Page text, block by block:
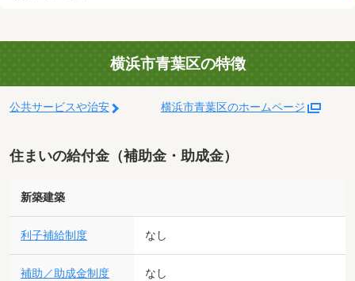
横浜市青葉区の特徴
公共サービスや治安 横浜市青葉区のホームページ
住まいの給付金（補助金・助成金）
新築建築
利子補給制度 なし
補助／助成金制度 なし